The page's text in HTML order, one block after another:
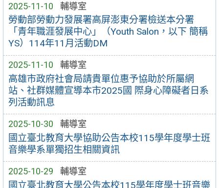
2025-11-10 輔導室
勞動部勞動力發展署高屏澎東分署檢送本分署
「青年職涯發展中心」（Youth Salon，以下 簡稱
YS）114年11月活動DM
2025-11-10 輔導室
高雄市政府社會局請貴單位惠予協助於所屬網
站、社群媒體宣導本市2025國 際身心障礙者日系
列活動訊息
2025-10-30 輔導室
國立臺北教育大學協助公告本校115學年度學士班
音樂學系單獨招生相關資訊
2025-10-29 輔導室
國立臺北教育大學公告本校115學年度學士班音樂